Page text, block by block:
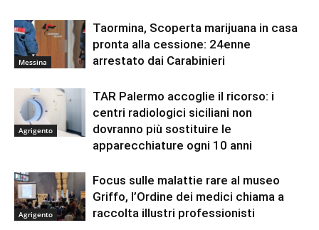
Messina
Taormina, Scoperta marijuana in casa
pronta alla cessione: 24enne
arrestato dai Carabinieri
Agrigento
TAR Palermo accoglie il ricorso: i
centri radiologici siciliani non
dovranno più sostituire le
apparecchiature ogni 10 anni
Agrigento
Focus sulle malattie rare al museo
Griffo, l’Ordine dei medici chiama a
raccolta illustri professionisti